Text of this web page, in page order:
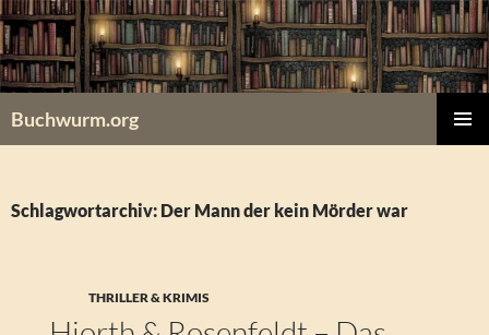
Zum
Inhalt
springen
Buchwurm.org
Schlagwortarchiv: Der Mann der kein Mörder war
THRILLER & KRIMIS